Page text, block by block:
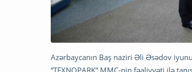
Azərbaycanın Baş naziri Əli Əsədov
“TEXNOPARK” MMC-nin fəaliyyəti ilə